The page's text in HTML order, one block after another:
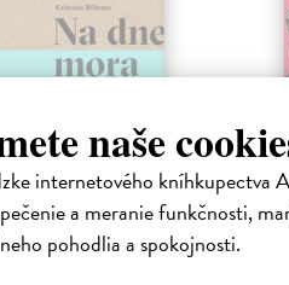
naše
internetového kníhkupectva
a meranie funkčnosti,
pohodlia a spokojnosti.
dne mora